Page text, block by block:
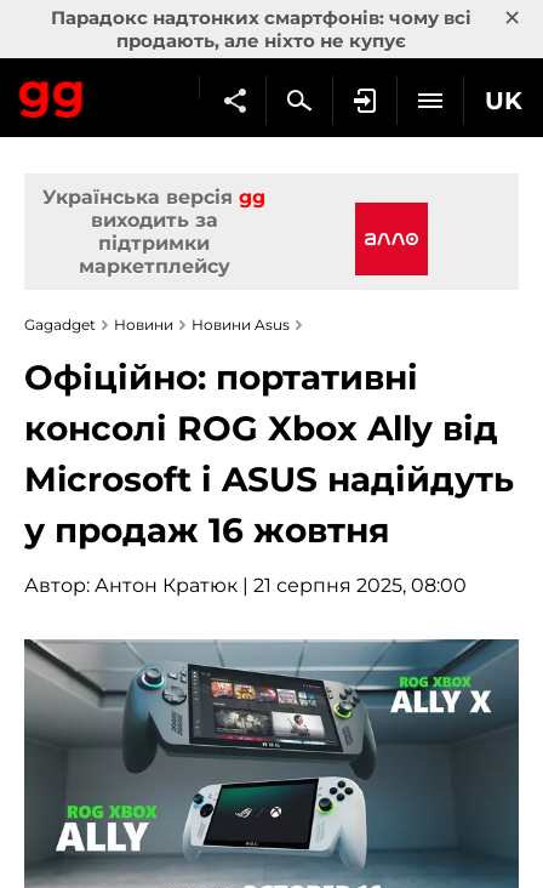
Парадокс надтонких смартфонів: чому всі
продають, але ніхто не купує
×
UK
Українська версія gg
виходить за
підтримки
маркетплейсу
Gagadget Новини Новини Asus
Офіційно: портативні
консолі ROG Xbox Ally від
Microsoft і ASUS надійдуть
у продаж 16 жовтня
Автор: Антон Кратюк | 21 серпня 2025, 08:00